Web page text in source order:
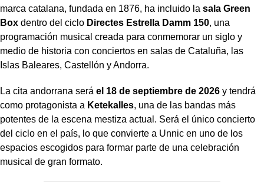
marca catalana, fundada en 1876, ha incluido la sala Green
Box dentro del ciclo Directes Estrella Damm 150, una
programación musical creada para conmemorar un siglo y
medio de historia con conciertos en salas de Cataluña, las
Islas Baleares, Castellón y Andorra.
La cita andorrana será el 18 de septiembre de 2026 y tendrá
como protagonista a Ketekalles, una de las bandas más
potentes de la escena mestiza actual. Será el único concierto
del ciclo en el país, lo que convierte a Unnic en uno de los
espacios escogidos para formar parte de una celebración
musical de gran formato.